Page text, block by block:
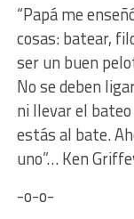
“Papá me
cosas: batear,
ser un buen
No se deben
ni llevar el
estás al bate.
uno”… Ken
-o-o-